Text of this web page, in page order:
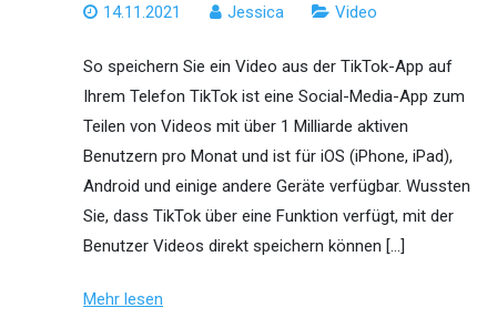
14.11.2021 Jessica Video
So speichern Sie ein Video aus der TikTok-App auf
Ihrem Telefon TikTok ist eine Social-Media-App zum
Teilen von Videos mit über 1 Milliarde aktiven
Benutzern pro Monat und ist für iOS (iPhone, iPad),
Android und einige andere Geräte verfügbar. Wussten
Sie, dass TikTok über eine Funktion verfügt, mit der
Benutzer Videos direkt speichern können […]
Mehr lesen